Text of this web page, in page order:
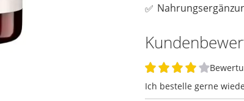
Ich bestelle gerne